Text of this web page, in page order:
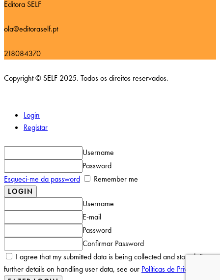
Editora SELF
ola@editoraself.pt
218084370
Copyright © SELF 2025. Todos os direitos reservados.
Login
Registar
Username
Password
Esqueci-me da password
Remember me
Username
E-mail
Password
Confirmar Password
I agree that my submitted data is being collected and stored. For
further details on handling user data, see our Políticas de Privacidade